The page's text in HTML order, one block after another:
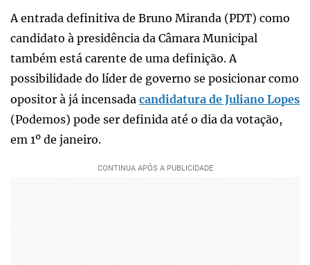
A entrada definitiva de Bruno Miranda (PDT) como
candidato à presidência da Câmara Municipal
também está carente de uma definição. A
possibilidade do líder de governo se posicionar como
opositor à já incensada candidatura de Juliano Lopes
(Podemos) pode ser definida até o dia da votação,
em 1º de janeiro.